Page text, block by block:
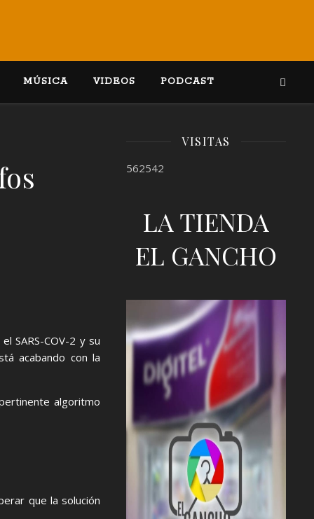
MÚSICA VIDEOS PODCAST
SARS-COV-2 y su
acabando con la
algoritmo
que la solución
VISITAS
562542
LA TIENDA
EL GANCHO